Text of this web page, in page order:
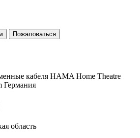
Пожаловаться
кабеля HAMA Home Theatre
Германия
область